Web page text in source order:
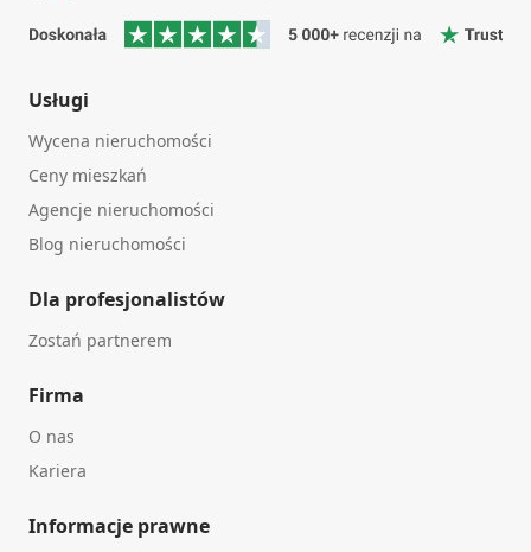
Usługi
Wycena nieruchomości
Ceny mieszkań
Agencje nieruchomości
Blog nieruchomości
Dla profesjonalistów
Zostań partnerem
Firma
O nas
Kariera
Informacje prawne